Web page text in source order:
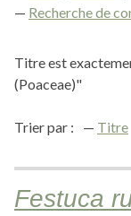
Recherche de
Titre est
(Poaceae)"
Trier par : Titre
Festuca